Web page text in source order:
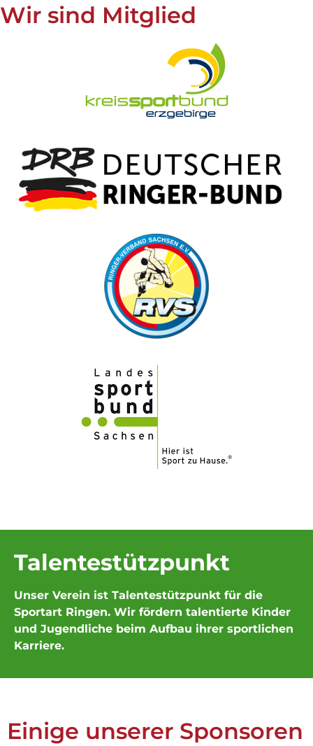
Wir sind Mitglied
Talentestützpunkt
Unser Verein ist Talentestützpunkt für die
Sportart Ringen. Wir fördern talentierte Kinder
und Jugendliche beim Aufbau ihrer sportlichen
Karriere.
Einige unserer Sponsoren